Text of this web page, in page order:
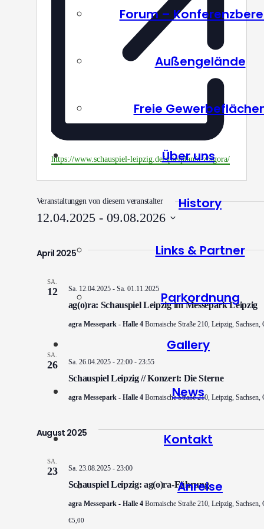
Forum –
Außengelände
Freie
Über uns
History
Links & Partner
Parkordnung
Gallery
News
Kontakt
Anreise
Webseite
https://www.schauspiel-leipzig.de/spielplan/a-z/agora/
Veranstaltungen von diesem veranstalter
12.04.2025 - 09.08.2026
April 2025
SA.
12
ag(o)ra: Schauspiel Leipzig im Messepark Leipzig
Sa. 12.04.2025- Sa. 01.11.2025
agra Messepark - Halle 4 Bornaische Straße 210, Leipzig, Sachsen,
SA.
26
Schauspiel Leipzig // Konzert: Die Sterne
Sa. 26.04.2025 - 22:00- 23:55
agra Messepark - Halle 4 Bornaische Straße 210, Leipzig, Sachsen,
August 2025
SA.
23
Schauspiel Leipzig: ag(o)ra-Führung
Sa. 23.08.2025 - 23:00
agra Messepark - Halle 4 Bornaische Straße 210, Leipzig, Sachsen,
€5,00